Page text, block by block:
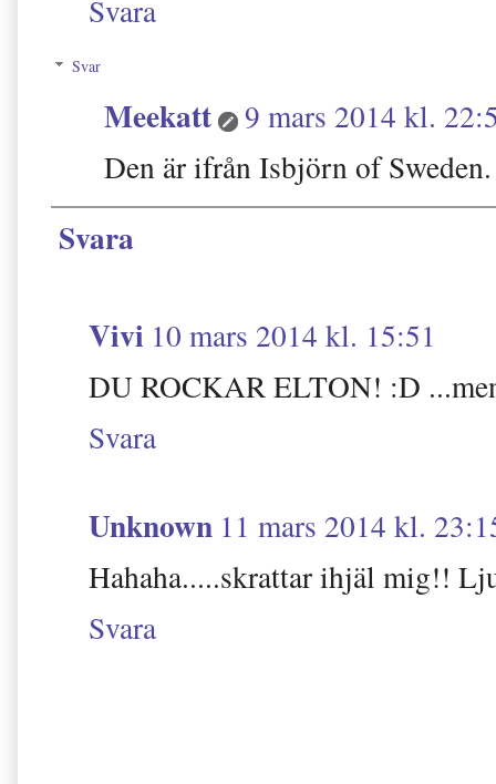
Svara
Svar
Meekatt
9 mars 2014 kl.
Den är ifrån Isbjörn of
Svara
Vivi 10 mars 2014 kl. 15:51
DU ROCKAR ELTON! :D
Svara
Unknown 11 mars 2014 kl.
Hahaha.....skrattar ihjäl mig!!
Svara